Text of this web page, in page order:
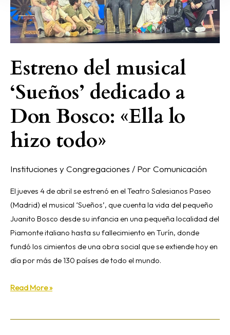
Estreno del musical
‘Sueños’ dedicado a
Don Bosco: «Ella lo
hizo todo»
Instituciones y Congregaciones / Por Comunicación
El jueves 4 de abril se estrenó en el Teatro Salesianos Paseo
(Madrid) el musical ‘Sueños’, que cuenta la vida del pequeño
Juanito Bosco desde su infancia en una pequeña localidad del
Piamonte italiano hasta su fallecimiento en Turín, donde
fundó los cimientos de una obra social que se extiende hoy en
día por más de 130 países de todo el mundo.
Bosco:
«Ella
lo
todo»
Read More »